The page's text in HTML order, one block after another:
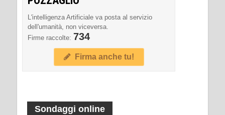
L'intelligenza Artificiale va posta al servizio
dell'umanità, non viceversa.
Firme raccolte: 734
Firma anche tu!
Sondaggi online